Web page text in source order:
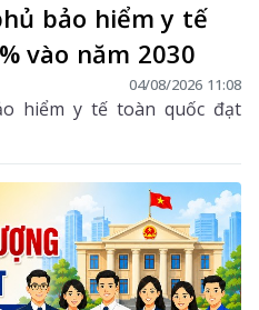
bảo hiểm y tế
vào năm 2030
04/08/2026 11:08
hiểm y tế toàn quốc đạt